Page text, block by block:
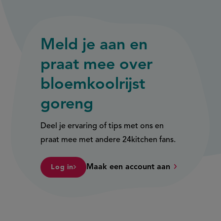
Meld je aan en
praat mee over
bloemkoolrijst
goreng
Deel je ervaring of tips met ons en
praat mee met andere 24kitchen fans.
Log in Maak een account aan